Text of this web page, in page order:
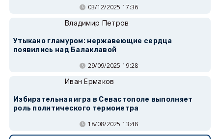
03/12/2025 17:36
Владимир Петров
Утыкано гламуром: нержавеющие сердца
появились над Балаклавой
29/09/2025 19:28
Иван Ермаков
Избирательная игра в Севастополе выполняет
роль политического термометра
18/08/2025 13:48